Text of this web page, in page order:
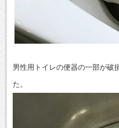
男性用トイレの便器の一部が破
た。